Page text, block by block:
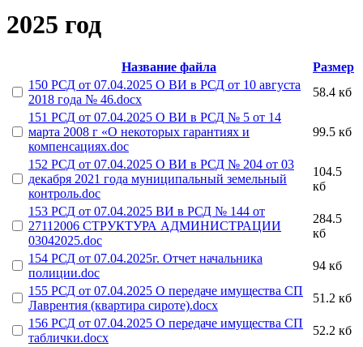
2025 год
Название файла
Размер
150 РСД от 07.04.2025 О ВИ в РСД от 10 августа
2018 года № 46.docx
58.4 кб
151 РСД от 07.04.2025 О ВИ в РСД № 5 от 14
марта 2008 г «О некоторых гарантиях и
компенсациях.doc
99.5 кб
152 РСД от 07.04.2025 О ВИ в РСД № 204 от 03
декабря 2021 года муниципальный земельный
контроль.doc
104.5
кб
153 РСД от 07.04.2025 ВИ в РСД № 144 от
27112006 СТРУКТУРА АДМИНИСТРАЦИИ
03042025.doc
284.5
кб
154 РСД от 07.04.2025г. Отчет начальника
полиции.doc
94 кб
155 РСД от 07.04.2025 О передаче имущества СП
Лаврентия (квартира сироте).docx
51.2 кб
156 РСД от 07.04.2025 О передаче имущества СП
таблички.docx
52.2 кб